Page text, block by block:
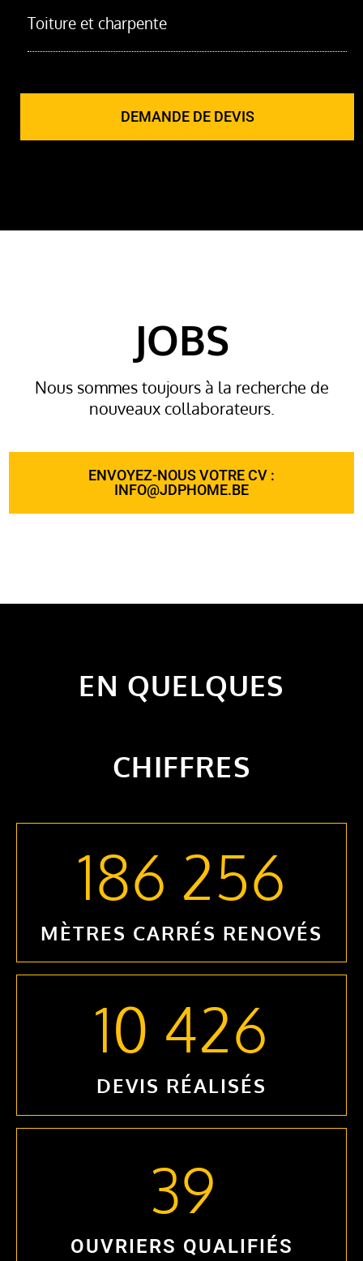
Toiture et charpente
DEMANDE DE DEVIS
JOBS
Nous sommes toujours à la recherche de
nouveaux collaborateurs.
ENVOYEZ-NOUS VOTRE CV :
INFO@JDPHOME.BE
EN QUELQUES
CHIFFRES
MÈTRES CARRÉS RENOVÉS
186 256
DEVIS RÉALISÉS
10 426
OUVRIERS QUALIFIÉS
39